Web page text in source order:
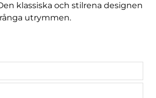
klassiska och stilrena designen
utrymmen.